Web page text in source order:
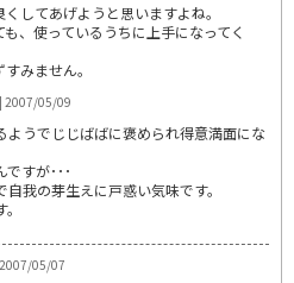
してあげようと思いますよね。
、使っているうちに上手になってく
みません。
| 2007/05/09
ようでじじばばに褒められ得意満面にな
すが･･･
我の芽生えに戸惑い気味です。
05/07